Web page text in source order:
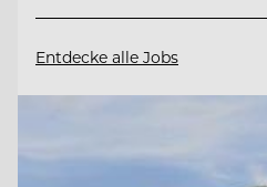
Entdecke alle Jobs